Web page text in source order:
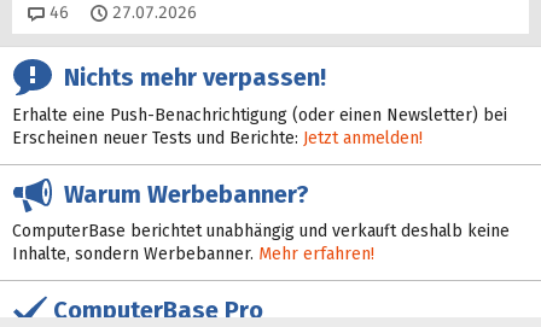
46 Kommentare
27.07.2026
Nichts mehr verpassen!
Erhalte eine Push-Benachrichtigung (oder einen Newsletter) bei
Erscheinen neuer Tests und Berichte: Jetzt anmelden!
Warum Werbebanner?
ComputerBase berichtet unabhängig und verkauft deshalb keine
Inhalte, sondern Werbebanner. Mehr erfahren!
ComputerBase Pro